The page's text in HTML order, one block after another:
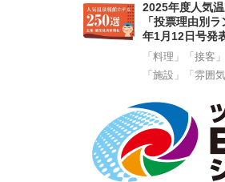
2025年度人気
「投票理由別
年1月12日号発
「料理」「接客
「施設」「雰囲